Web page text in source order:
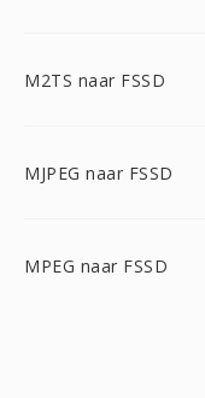
M2TS naar FSSD
MJPEG naar FSSD
MPEG naar FSSD